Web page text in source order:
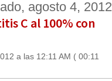
agosto 4, 2012
C al 100% con
a las 12:11 AM ( 00:11